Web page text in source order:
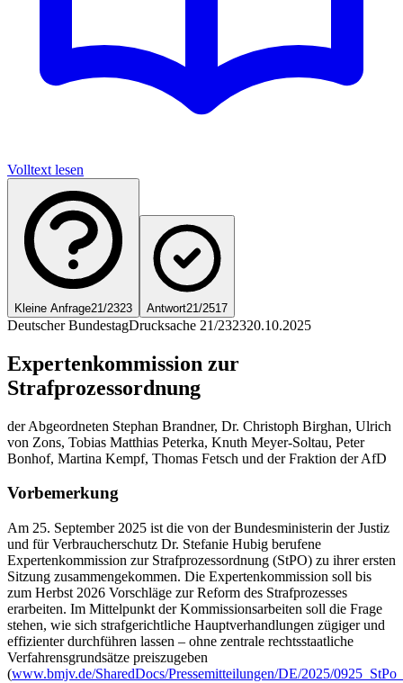
Volltext lesen
Kleine Anfrage21/2323 Antwort21/2517
Deutscher BundestagDrucksache 21/232320.10.2025
Expertenkommission zur
Strafprozessordnung
der Abgeordneten Stephan Brandner, Dr. Christoph Birghan, Ulrich
von Zons, Tobias Matthias Peterka, Knuth Meyer-Soltau, Peter
Bonhof, Martina Kempf, Thomas Fetsch und der Fraktion der AfD
Vorbemerkung
Am 25. September 2025 ist die von der Bundesministerin der Justiz
und für Verbraucherschutz Dr. Stefanie Hubig berufene
Expertenkommission zur Strafprozessordnung (StPO) zu ihrer ersten
Sitzung zusammengekommen. Die Expertenkommission soll bis
zum Herbst 2026 Vorschläge zur Reform des Strafprozesses
erarbeiten. Im Mittelpunkt der Kommissionsarbeiten soll die Frage
stehen, wie sich strafgerichtliche Hauptverhandlungen zügiger und
effizienter durchführen lassen – ohne zentrale rechtsstaatliche
Verfahrensgrundsätze preiszugeben
(www.bmjv.de/SharedDocs/Pressemitteilungen/DE/2025/